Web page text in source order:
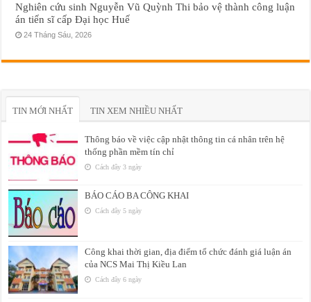
Nghiên cứu sinh Nguyễn Vũ Quỳnh Thi bảo vệ thành công luận
án tiến sĩ cấp Đại học Huế
24 Tháng Sáu, 2026
TIN MỚI NHẤT TIN XEM NHIỀU NHẤT
Thông báo về việc cập nhật thông tin cá nhân trên hệ
thống phần mềm tín chỉ
Cách đây 3 ngày
BÁO CÁO BA CÔNG KHAI
Cách đây 5 ngày
Công khai thời gian, địa điểm tổ chức đánh giá luận án
của NCS Mai Thị Kiều Lan
Cách đây 6 ngày